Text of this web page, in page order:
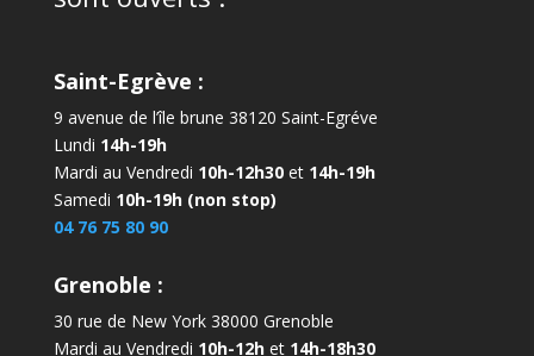
Saint-Egrève :
9 avenue de l’île brune 38120 Saint-Egréve
Lundi 14h-19h
Mardi au Vendredi 10h-12h30 et14h-19h
Samedi 10h-19h (non stop)
04 76 75 80 90
Grenoble :
30 rue de New York 38000 Grenoble
Mardi au Vendredi 10h-12het 14h-18h30